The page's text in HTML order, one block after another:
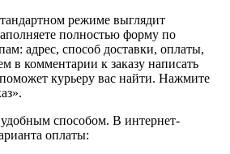
режиме выглядит
полностью форму по
адрес, способ доставки, оплаты,
в комментарии к заказу написать
курьеру вас найти. Нажмите
способом. В интернет-
оплаты: